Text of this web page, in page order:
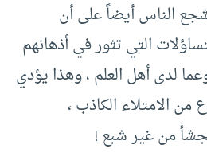
الناس أيضاً على أن
التي تثور في أذهانهم
لدى أهل العلم ، وهذا يؤدي
من الامتلاء الكاذب ،
من غير شبع !